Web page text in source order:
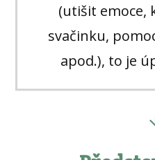
(utišit emoce,
svačinku,
apod.), to je